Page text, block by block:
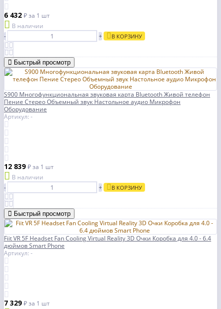
6 432 ₽за 1 шт
В наличии
-
+ В КОРЗИНУ
Быстрый просмотр
S900 Многофункциональная звуковая карта Bluetooth Живой телефон
Пение Стерео Объемный звук Настольное аудио Микрофон
Оборудование
Артикул: -
12 839₽за 1 шт
В наличии
-
+ В КОРЗИНУ
Быстрый просмотр
Fiit VR 5F Headset Fan Cooling Virtual Reality 3D Очки Коробка для 4.0 - 6.4
дюймов Smart Phone
Артикул: -
7 329₽за 1 шт